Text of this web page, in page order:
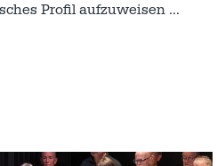
Profil aufzuweisen …